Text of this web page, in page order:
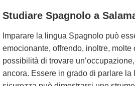
Studiare Spagnolo a
Imparare la lingua Spagnolo può
emocionante, offrendo, inoltre, molte
possibilità di trovare
ancora. Essere in grado di parlare la